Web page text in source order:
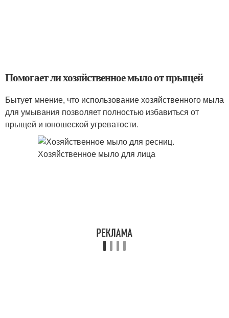
Помогает ли хозяйственное мыло от прыщей
Бытует мнение, что использование хозяйственного мыла
для умывания позволяет полностью избавиться от
прыщей и юношеской угреватости.